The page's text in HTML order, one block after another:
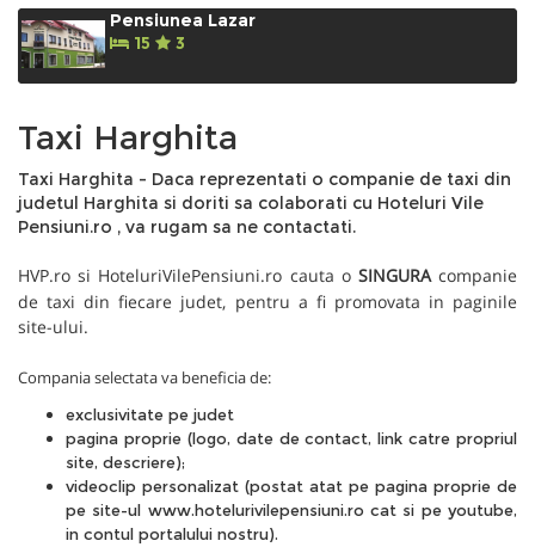
Pensiunea Lazar
15
3
Taxi Harghita
Taxi Harghita - Daca reprezentati o companie de taxi din
judetul Harghita si doriti sa colaborati cu Hoteluri Vile
Pensiuni.ro , va rugam sa ne contactati.
HVP.ro si HoteluriVilePensiuni.ro cauta o SINGURAcompanie
de taxi din fiecare judet, pentru a fi promovata in paginile
site-ului.
Compania selectata va beneficia de:
exclusivitate pe judet
pagina proprie (logo, date de contact, link catre propriul
site, descriere);
videoclip personalizat (postat atat pe pagina proprie de
pe site-ul www.hotelurivilepensiuni.ro cat si pe youtube,
in contul portalului nostru).